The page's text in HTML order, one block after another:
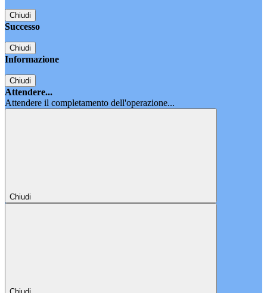
Chiudi
Successo
Chiudi
Informazione
Chiudi
Attendere...
Attendere il completamento dell'operazione...
Chiudi